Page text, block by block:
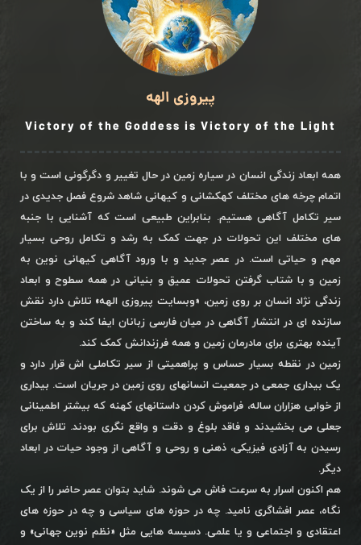
پیروزی الهه
Victory of the Goddess is Victory of the Light
همه ابعاد زندگی انسان در سیاره زمین در حال تغییر و دگرگونی است و با
اتمام چرخه های مختلف کهکشانی و کیهانی شاهد شروع فصل جدیدی در
سیر تکامل آگاهی هستیم. بنابراین طبیعی است که آشنایی با جنبه
های مختلف این تحولات در جهت کمک به رشد و تکامل روحی بسیار
مهم و حیاتی است. در عصر جدید و با ورود آگاهی کیهانی نوین به
زمین و با شتاب گرفتن تحولات عمیق و بنیانی در همه سطوح و ابعاد
زندگی نژاد انسان بر روی زمین، «وبسایت پیروزی الهه» تلاش دارد نقش
سازنده ای در انتشار آگاهی در میان فارسی زبانان ایفا کند و به ساختن
آینده بهتری برای مادرمان زمین و همه فرزندانش کمک کند.
زمین در نقطه بسیار حساس و پراهمیتی از سیر تکاملی اش قرار دارد و
یک بیداری جمعی در جمعیت انسانهای روی زمین در جریان است. بیداری
از خوابی هزاران ساله، فراموش کردن داستانهای کهنه که بیشتر اطمینانی
جعلی می بخشیدند و فاقد بلوغ و دقت و واقع نگری بودند. تلاش برای
رسیدن به آزادی فیزیکی، ذهنی و روحی و آگاهی از وجود حیات در ابعاد
دیگر.
هم اکنون اسرار به سرعت فاش می شوند. شاید بتوان عصر حاضر را از یک
نگاه، عصر افشاگری نامید. چه در حوزه های سیاسی و چه در حوزه های
اعتقادی و اجتماعی و یا علمی. دسیسه هایی مثل «نظم نوین جهانی» و